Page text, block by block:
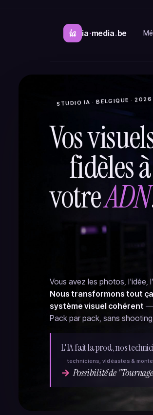
ia ia·media.be
STUDIO IA · BELGIQUE · 2026
Vos
fidèles à
votreADN
Vous avez les photos, l'idée,
Nous transformons tout
système visuel cohérent —
Pack par pack, sans
L'IA fait la prod, nos
techniciens, vidéastes &
Possibilité de